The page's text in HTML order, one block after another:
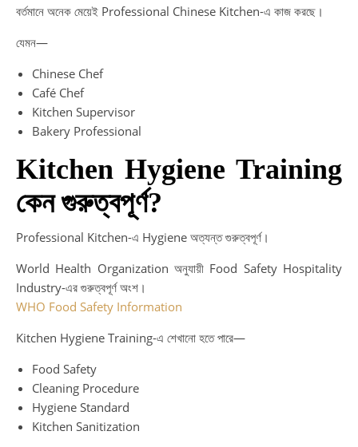
বর্তমানে অনেক মেয়েই Professional Chinese Kitchen-এ কাজ করছে।
যেমন—
Chinese Chef
Café Chef
Kitchen Supervisor
Bakery Professional
Kitchen Hygiene Training
কেন গুরুত্বপূর্ণ?
Professional Kitchen-এ Hygiene অত্যন্ত গুরুত্বপূর্ণ।
World Health Organization অনুযায়ী Food Safety Hospitality
Industry-এর গুরুত্বপূর্ণ অংশ।
WHO Food Safety Information
Kitchen Hygiene Training-এ শেখানো হতে পারে—
Food Safety
Cleaning Procedure
Hygiene Standard
Kitchen Sanitization